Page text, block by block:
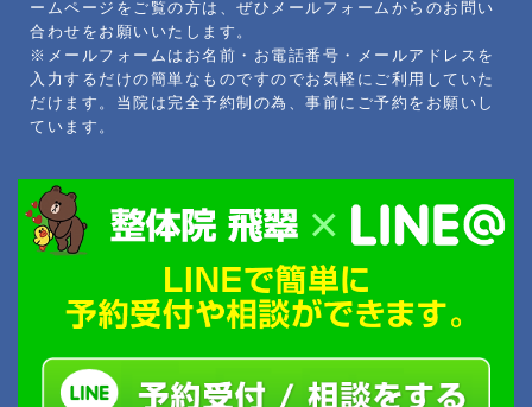
ームページをご覧の方は、ぜひメールフォームからのお問い
合わせをお願いいたします。
※メールフォームはお名前・お電話番号・メールアドレスを
入力するだけの簡単なものですのでお気軽にご利用していた
だけます。当院は完全予約制の為、事前にご予約をお願いし
ています。